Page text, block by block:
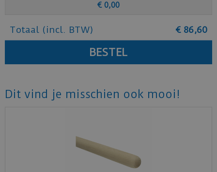
€ 0,00
Totaal (incl. BTW) € 86,60
Dit vind je misschien ook mooi!